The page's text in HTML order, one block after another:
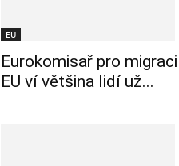
EU
Eurokomisař pro
EU ví většina lidí už...